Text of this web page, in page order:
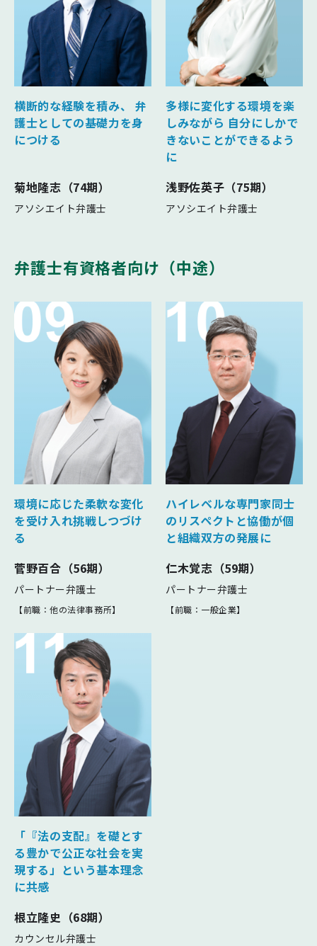
横断的な経験を積み、
弁
護士としての基礎力を身
につける
菊地隆志（74期）
アソシエイト弁護士
多様に変化する環境を楽
しみながら 自分にしかで
きないことができるよう
に
浅野佐英子（75期）
アソシエイト弁護士
弁護士有資格者向け（中途）
環境に応じた柔軟な変化
を受け入れ挑戦しつづけ
る
菅野百合（56期）
パートナー弁護士
【前職：他の法律事務所】
ハイレベルな専門家同士
のリスペクトと協働が個
と組織双方の発展に
仁木覚志（59期）
パートナー弁護士
【前職：一般企業】
「『法の支配』を礎とす
る豊かで公正な社会を実
現する」という基本理念
に共感
根立隆史（68期）
カウンセル弁護士